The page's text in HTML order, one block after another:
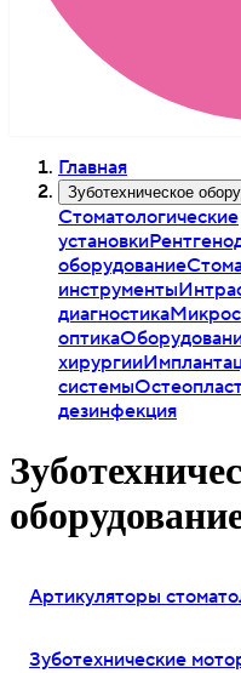
Главная
Зуботехническое
Стоматологические
установки
оборудование
инструменты
диагностика
оптика
хирургии
системы
дезинфекция
Артикуляторы
Зуботехнические